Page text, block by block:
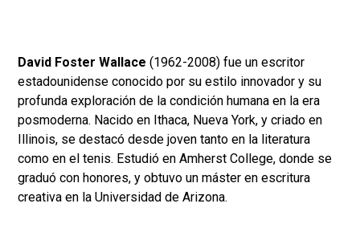
David Foster Wallace (1962-2008) fue un escritor
estadounidense conocido por su estilo innovador y su
profunda exploración de la condición humana en la era
posmoderna. Nacido en Ithaca, Nueva York, y criado en
Illinois, se destacó desde joven tanto en la literatura
como en el tenis. Estudió en Amherst College, donde se
graduó con honores, y obtuvo un máster en escritura
creativa en la Universidad de Arizona.